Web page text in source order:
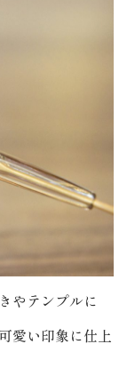
やテンプルに
愛い印象に仕上